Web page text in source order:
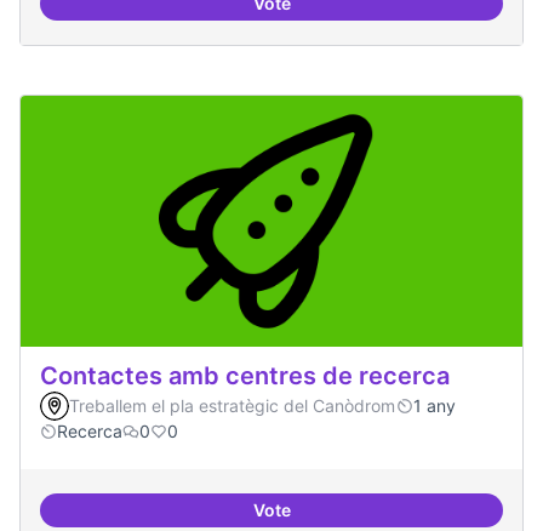
Refugi en cas d'un tall a internet
Contactes amb centres de recerca
Treballem el pla estratègic del Canòdrom
1 any
Recerca
0 0
VoteContactes amb centres de